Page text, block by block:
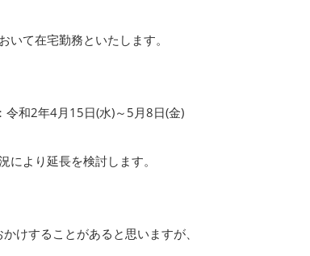
いて在宅勤務といたします。
令和2年4月15日(水)～5月8日(金)
により延長を検討します。
けすることがあると思いますが、